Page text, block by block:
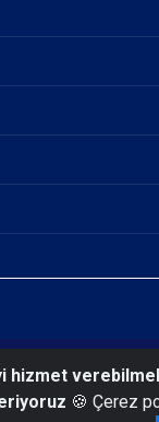
Emniyet Müdürlüğü
hizmet
🍪 Çerez